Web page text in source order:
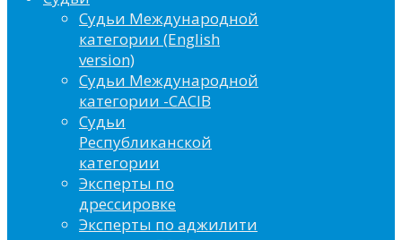
Судьи Международной
категории (English
version)
Судьи Международной
категории -CACIB
Судьи
Республиканской
категории
Эксперты по
дрессировке
Эксперты по аджилити